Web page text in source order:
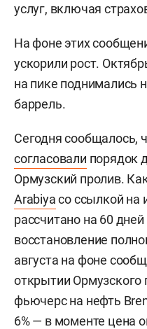
услуг, включая
На фоне этих
ускорили рост.
на пике поднимались
баррель.
Сегодня сообщалось,
согласовали порядок
Ормузский пролив.
Arabiyaсо ссылкой на
рассчитано на 60
восстановление
августа на фоне
открытии Ормузского
фьючерс на нефть
6% — в моменте цена